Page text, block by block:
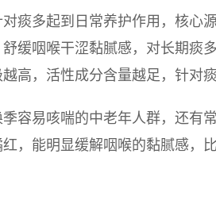
痰多起到日常养护作用，核心
缓咽喉干涩黏腻感，对长期痰
高，活性成分含量越足，针对
容易咳喘的中老年人群，还有
，能明显缓解咽喉的黏腻感，